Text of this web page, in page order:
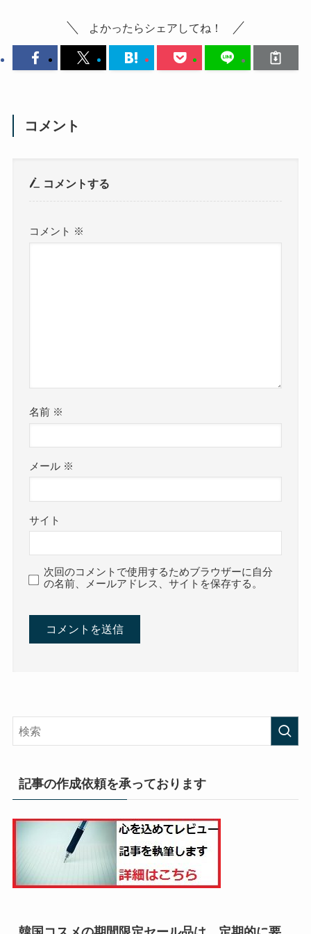
よかったらシェアしてね！
コメント
コメントする
コメント ※
名前 ※
メール ※
サイト
次回のコメントで使用するためブラウザーに自分
の名前、メールアドレス、サイトを保存する。
記事の作成依頼を承っております